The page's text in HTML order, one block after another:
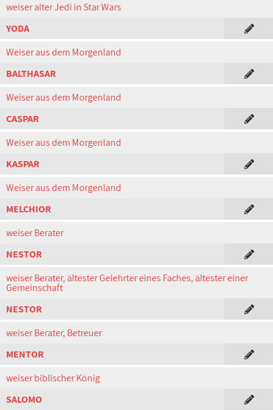
weiser alter Jedi in Star Wars
YODA
Weiser aus dem Morgenland
BALTHASAR
Weiser aus dem Morgenland
CASPAR
Weiser aus dem Morgenland
KASPAR
Weiser aus dem Morgenland
MELCHIOR
weiser Berater
NESTOR
weiser Berater, ältester Gelehrter eines Faches, ältester einer
Gemeinschaft
NESTOR
weiser Berater, Betreuer
MENTOR
weiser biblischer König
SALOMO